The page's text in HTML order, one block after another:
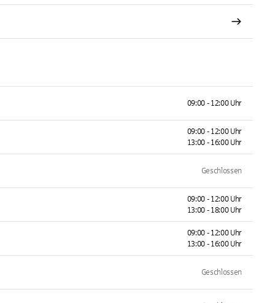
09:00 - 12:00 Uhr
09:00 - 12:00 Uhr
13:00 - 16:00 Uhr
Geschlossen
09:00 - 12:00 Uhr
13:00 - 18:00 Uhr
09:00 - 12:00 Uhr
13:00 - 16:00 Uhr
Geschlossen